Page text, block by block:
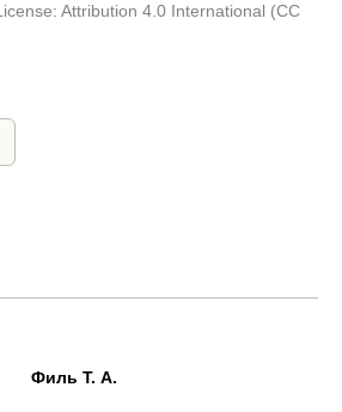
Attribution 4.0 International (CC
Филь Т. А.